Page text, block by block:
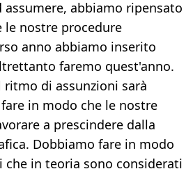
abbiamo ripensato
nostre procedure
anno abbiamo inserito
faremo quest'anno.
di assunzioni sarà
in modo che le nostre
a prescindere dalla
Dobbiamo fare in modo
che in teoria sono considerati